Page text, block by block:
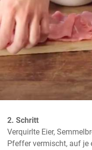
2. Schritt
Verquirlte Eier,
Pfeffer vermischt, auf je